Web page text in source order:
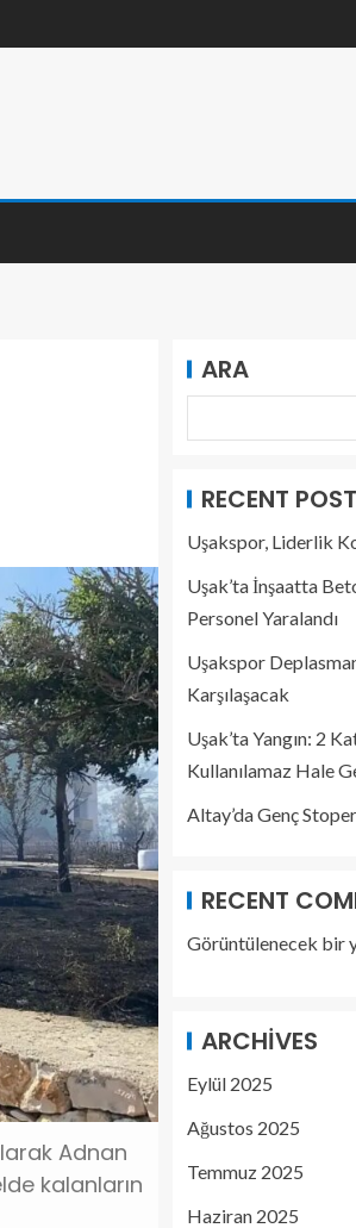
Adnan
kalanların
ARA
RECENT
Uşakspor, Liderlik
Uşak’ta İnşaatta
Personel Yaralandı
Uşakspor
Karşılaşacak
Uşak’ta Yangın: 2
Kullanılamaz Hale
Altay’da Genç
RECENT
Görüntülenecek bir
ARCHIVES
Eylül 2025
Ağustos 2025
Temmuz 2025
Haziran 2025